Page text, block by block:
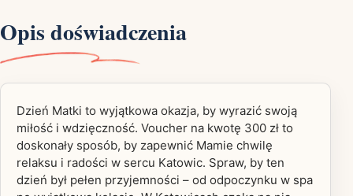
Opis doświadczenia
Dzień Matki to wyjątkowa okazja, by wyrazić swoją
miłość i wdzięczność. Voucher na kwotę 300 zł to
doskonały sposób, by zapewnić Mamie chwilę
relaksu i radości w sercu Katowic. Spraw, by ten
dzień był pełen przyjemności – od odpoczynku w spa